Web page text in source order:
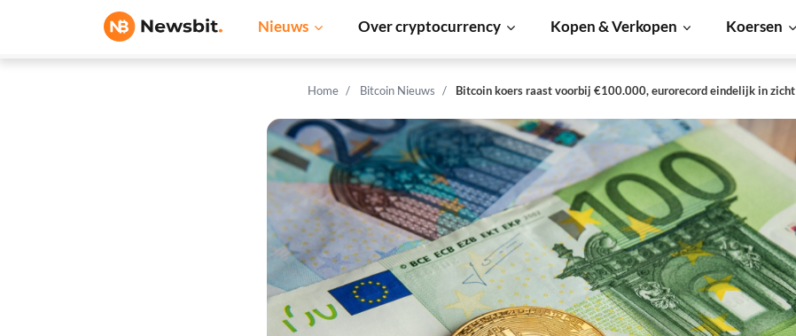
Nieuws Over cryptocurrency Kopen & Verkopen Koersen
Home Bitcoin Nieuws Bitcoin koers raast voorbij €100.000, eurorecord eindelijk in zicht